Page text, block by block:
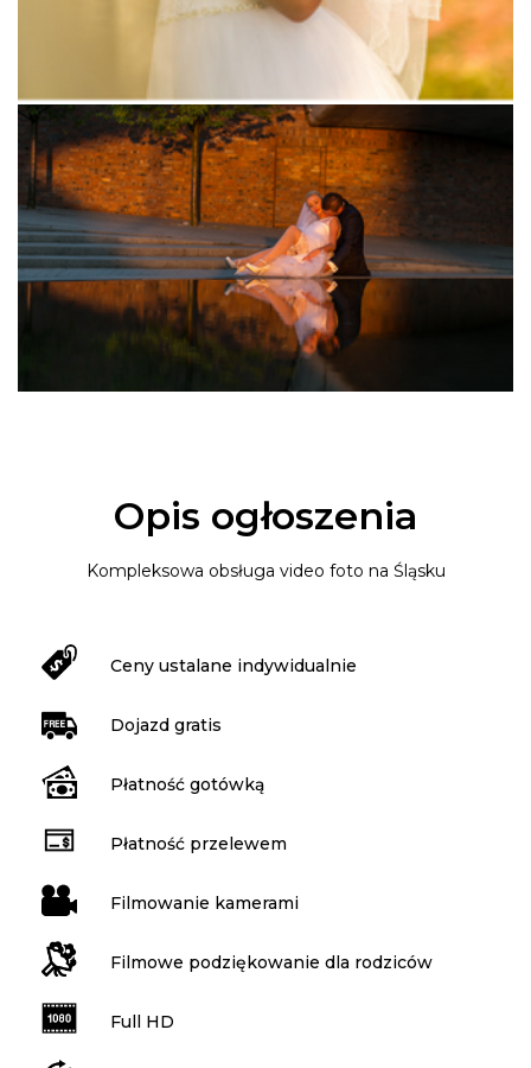
Opis ogłoszenia
Kompleksowa obsługa video foto na Śląsku
Ceny ustalane indywidualnie
Dojazd gratis
Płatność gotówką
Płatność przelewem
Filmowanie kamerami
Filmowe podziękowanie dla rodziców
Full HD